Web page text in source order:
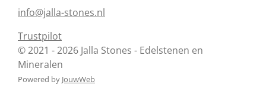
info@jalla-stones.nl
Trustpilot
© 2021 - 2026 Jalla Stones - Edelstenen en
Mineralen
Powered by JouwWeb